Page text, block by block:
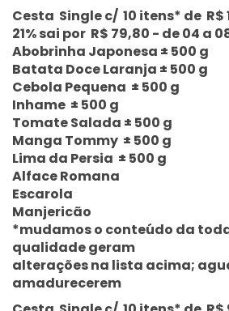
Cesta Single c/ 10 itens* de R$
21% sai por R$ 79,80 - de 04 a
Abobrinha Japonesa ± 500 g
Batata Doce Laranja ± 500 g
Cebola Pequena ± 500 g
Inhame ± 500 g
Tomate Salada ± 500 g
Manga Tommy ± 500 g
Lima da Persia ± 500 g
Alface Romana
Escarola
Manjericão
*mudamos o conteúdo da
qualidade geram
alterações na lista acima;
amadurecerem